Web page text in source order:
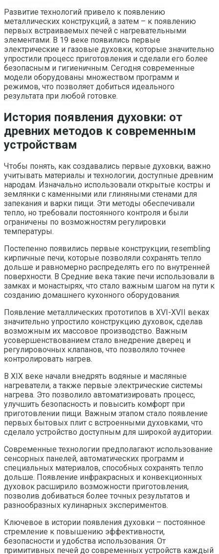
Развитие технологий привело к появлению
металлических конструкций, а затем – к появлению
первых встраиваемых печей с нагревательными
элементами. В 19 веке появились первые
электрические и газовые духовки, которые значительно
упростили процесс приготовления и сделали его более
безопасным и гигиеничным. Сегодня современные
модели оборудованы множеством программ и
режимов, что позволяет добиться идеального
результата при любой готовке.
История появления духовки: от
древних методов к современным
устройствам
Чтобы понять, как создавались первые духовки, важно
учитывать материалы и технологии, доступные древним
народам. Изначально использовали открытые костры и
землянки с каменными или глиняными стенами для
запекания и варки пищи. Эти методы обеспечивали
тепло, но требовали постоянного контроля и были
ограничены по возможностям регулировки
температуры.
Постепенно появились первые конструкции, resembling
кирпичные печи, которые позволяли сохранять тепло
дольше и равномерно распределять его по внутренней
поверхности. В Средние века такие печи использовали в
замках и монастырях, что стало важным шагом на пути к
созданию домашнего кухонного оборудования.
Появление металлических прототипов в XVI-XVII веках
значительно упростило конструкцию духовок, сделав
возможным их массовое производство. Важным
усовершенствованием стало внедрение дверец и
регулировочных клапанов, что позволяло точнее
контролировать нагрев.
В XIX веке начали внедрять водяные и масляные
нагреватели, а также первые электрические системы
нагрева. Это позволило автоматизировать процесс,
улучшить безопасность и повысить комфорт при
приготовлении пищи. Важным этапом стало появление
первых бытовых плит с встроенными духовками, что
сделало устройство доступным для широкой аудитории.
Современные технологии предполагают использование
сенсорных панелей, автоматических программ и
специальных материалов, способных сохранять тепло
дольше. Появление инфракрасных и конвекционных
духовок расширило возможности приготовления,
позволив добиваться более точных результатов и
разнообразных кулинарных экспериментов.
Ключевое в истории появления духовки – постоянное
стремление к повышению эффективности,
безопасности и удобства использования. От
примитивных печей до современных устройств каждый